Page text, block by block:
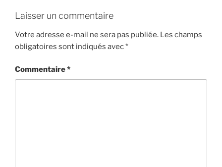
Laisser un commentaire
Votre adresse e-mail ne sera pas publiée. Les champs
obligatoires sont indiqués avec*
Commentaire*